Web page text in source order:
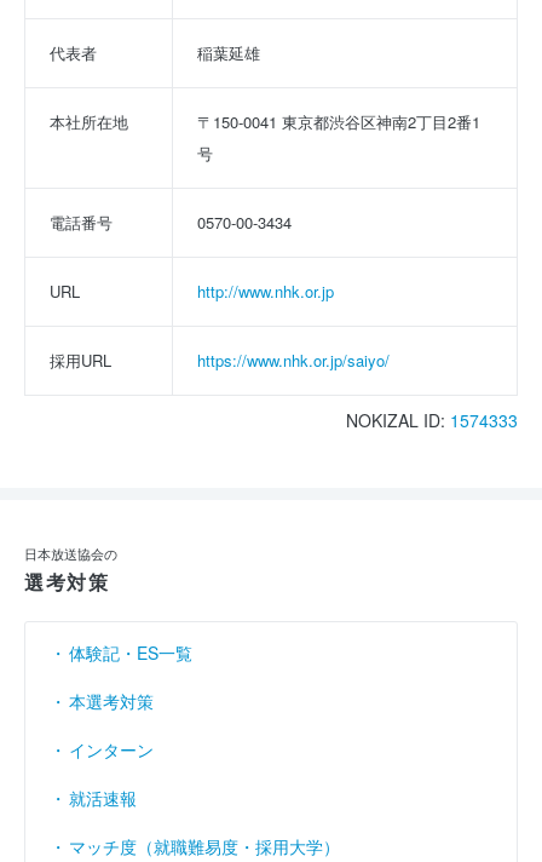
代表者 稲葉延雄
本社所在地
〒150-0041 東京都渋谷区神南2丁目2番1
号
電話番号 0570-00-3434
URL http://www.nhk.or.jp
採用URL https://www.nhk.or.jp/saiyo/
NOKIZAL ID: 1574333
日本放送協会の
選考対策
体験記・ES一覧
本選考対策
インターン
就活速報
マッチ度（就職難易度・採用大学）